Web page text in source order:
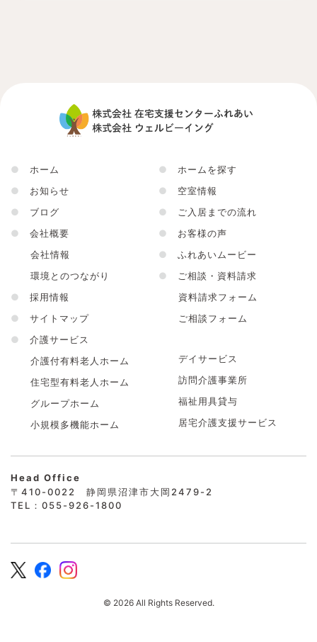
●
ホーム
●
お知らせ
●
ブログ
●
会社概要
会社情報
環境とのつながり
●
採用情報
●
サイトマップ
●
介護サービス
介護付有料老人ホーム
住宅型有料老人ホーム
グループホーム
小規模多機能ホーム
●
ホームを探す
●
空室情報
●
ご入居までの流れ
●
お客様の声
●
ふれあいムービー
●
ご相談・資料請求
資料請求フォーム
ご相談フォーム
デイサービス
訪問介護事業所
福祉用具貸与
居宅介護支援サービス
Head Office
〒410-0022 静岡県沼津市大岡2479-2
TEL：055-926-1800
© 2026 All Rights Reserved.